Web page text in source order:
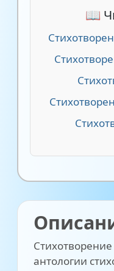
📖
антологии